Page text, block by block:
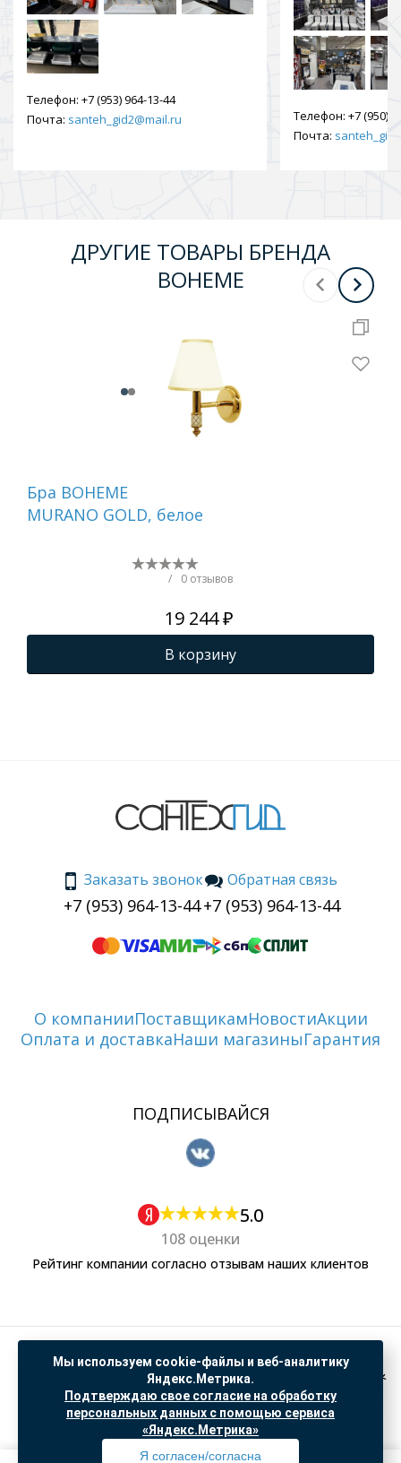
Телефон: +7 (953) 964-13-44
Почта: santeh_gid2@mail.ru Телефон: +7 (950)
Почта:
ДРУГИЕ ТОВАРЫ БРЕНДА
BOHEME
Бра BOHEME
MURANO GOLD, белое
/ 0 отзывов
19 244 ₽
В корзину
Заказать звонок
+7 (953) 964-13-44
Обратная связь
+7 (953) 964-13-44
О компанииПоставщикамНовостиАкции
Оплата и доставкаНаши магазиныГарантия
ПОДПИСЫВАЙСЯ
5.0
108 оценки
Рейтинг компании согласно отзывам наших клиентов
Политика обработки персональных данных
Согласие на обработку данных Яндекс Метрика
"© ООО “САНТЕХГИД”, 2026. Все права защищены. Предложение не является публичной
офертой, цены и информация на сайте ознакомительные
Доработка и продвижение вSO.USE
Мы используем cookie-файлы и веб-аналитику
Яндекс.Метрика.
Подтверждаю свое согласие на обработку
персональных данных с помощью сервиса
«Яндекс.Метрика»
Я согласен/согласна